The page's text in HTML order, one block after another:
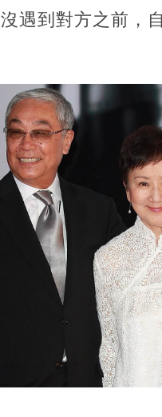
遇到對方之前，